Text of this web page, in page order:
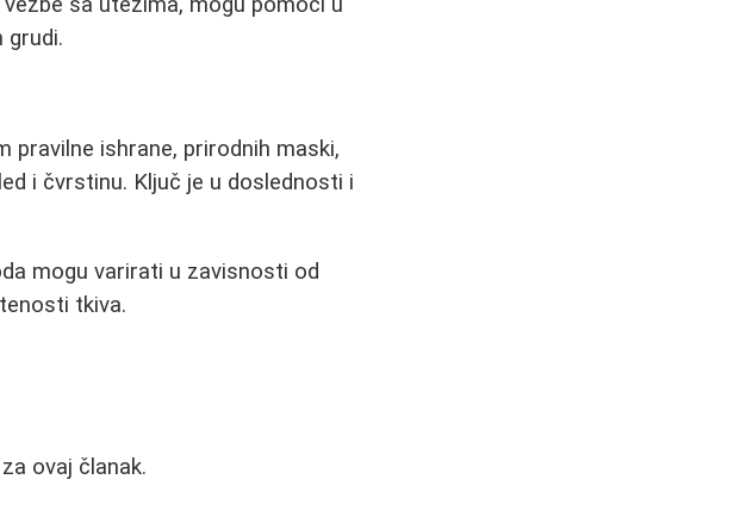
grudi.
pravilne ishrane, prirodnih maski,
i čvrstinu. Ključ je u doslednosti i
mogu varirati u zavisnosti od
tkiva.
ovaj članak.